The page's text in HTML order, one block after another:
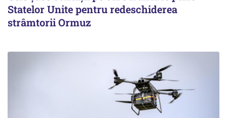
Statelor Unite pentru redeschiderea
strâmtorii Ormuz